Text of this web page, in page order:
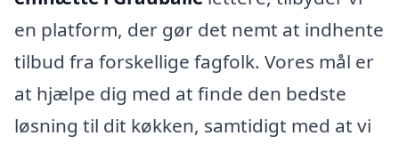
en platform, der gør det nemt at indhente
tilbud fra forskellige fagfolk. Vores mål er
at hjælpe dig med at finde den bedste
løsning til dit køkken, samtidigt med at vi